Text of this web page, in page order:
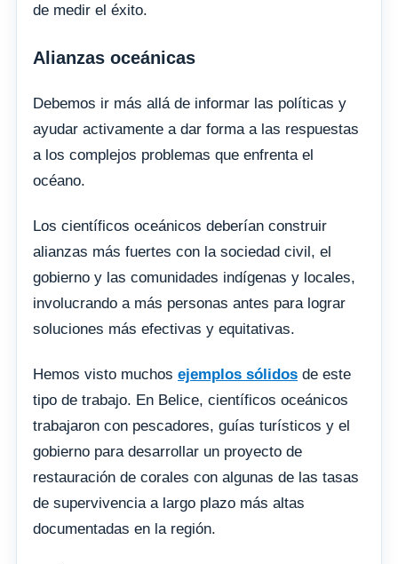
de medir el éxito.
Alianzas oceánicas
Debemos ir más allá de informar las políticas y
ayudar activamente a dar forma a las respuestas
a los complejos problemas que enfrenta el
océano.
Los científicos oceánicos deberían construir
alianzas más fuertes con la sociedad civil, el
gobierno y las comunidades indígenas y locales,
involucrando a más personas antes para lograr
soluciones más efectivas y equitativas.
Hemos visto muchos ejemplos sólidos de este
tipo de trabajo. En Belice, científicos oceánicos
trabajaron con pescadores, guías turísticos y el
gobierno para desarrollar un proyecto de
restauración de corales con algunas de las tasas
de supervivencia a largo plazo más altas
documentadas en la región.